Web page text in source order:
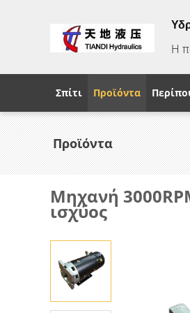
Η
Σπίτι Προϊόντα
Προϊόντα
Μηχανή
ισχύος